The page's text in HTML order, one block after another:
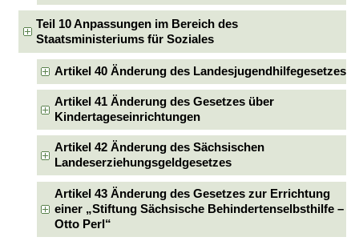
Teil 10 Anpassungen im Bereich des
Staatsministeriums für Soziales
Artikel 40 Änderung des Landesjugendhilfegesetzes
Artikel 41 Änderung des Gesetzes über
Kindertageseinrichtungen
Artikel 42 Änderung des Sächsischen
Landeserziehungsgeldgesetzes
Artikel 43 Änderung des Gesetzes zur Errichtung
einer „Stiftung Sächsische Behindertenselbsthilfe –
Otto Perl“